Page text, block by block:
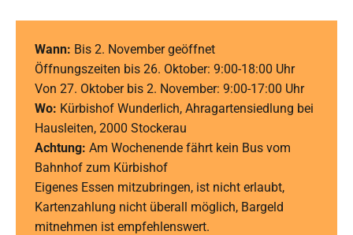
Wann: Bis 2. November geöffnet
Öffnungszeiten bis 26. Oktober: 9:00-18:00 Uhr
Von 27. Oktober bis 2. November: 9:00-17:00 Uhr
Wo: Kürbishof Wunderlich, Ahragartensiedlung bei
Hausleiten, 2000 Stockerau
Achtung: Am Wochenende fährt kein Bus vom
Bahnhof zum Kürbishof
Eigenes Essen mitzubringen, ist nicht erlaubt,
Kartenzahlung nicht überall möglich, Bargeld
mitnehmen ist empfehlenswert.